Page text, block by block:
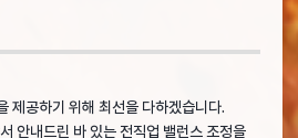
제공하기 위해 최선을 다하겠습니다.
안내드린 바 있는 전직업 밸런스 조정을